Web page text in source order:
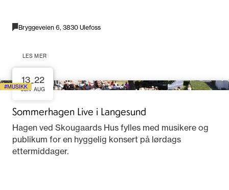
Bryggeveien 6, 3830 Ulefoss
LES MER
MUSIKK
13
JUN
-22
AUG
Sommerhagen Live i Langesund
Hagen ved Skougaards Hus fylles med musikere og
publikum for en hyggelig konsert på lørdags
ettermiddager.